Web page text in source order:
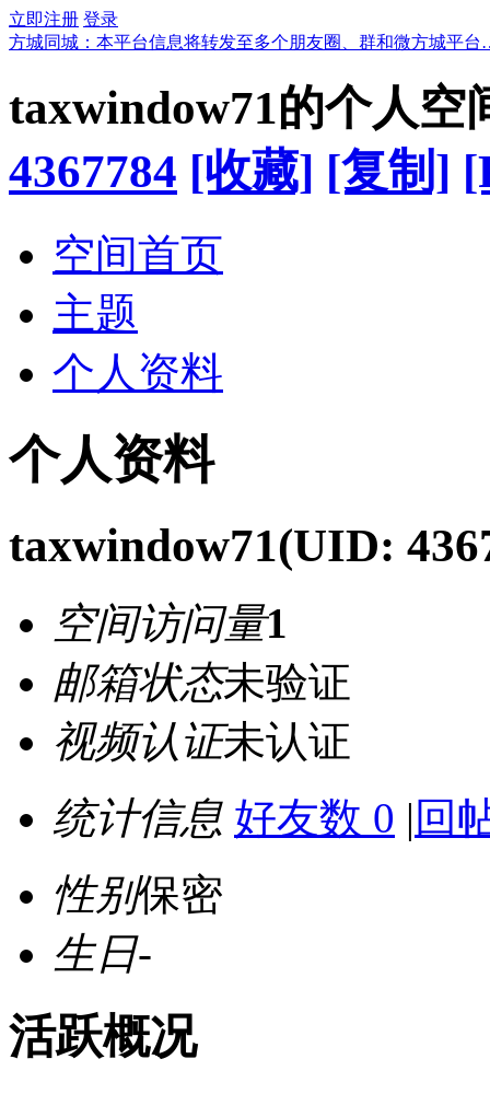
立即注册 登录
方城同城：本平台信息将转发至多个朋友圈、群和微方城平
taxwindow71的个人空
4367784 [收藏] [复制]
空间首页
主题
个人资料
个人资料
taxwindow71(UID:
空间访问量1
邮箱状态未验证
视频认证未认证
统计信息 好友数 0 | 回
性别保密
生日-
活跃概况